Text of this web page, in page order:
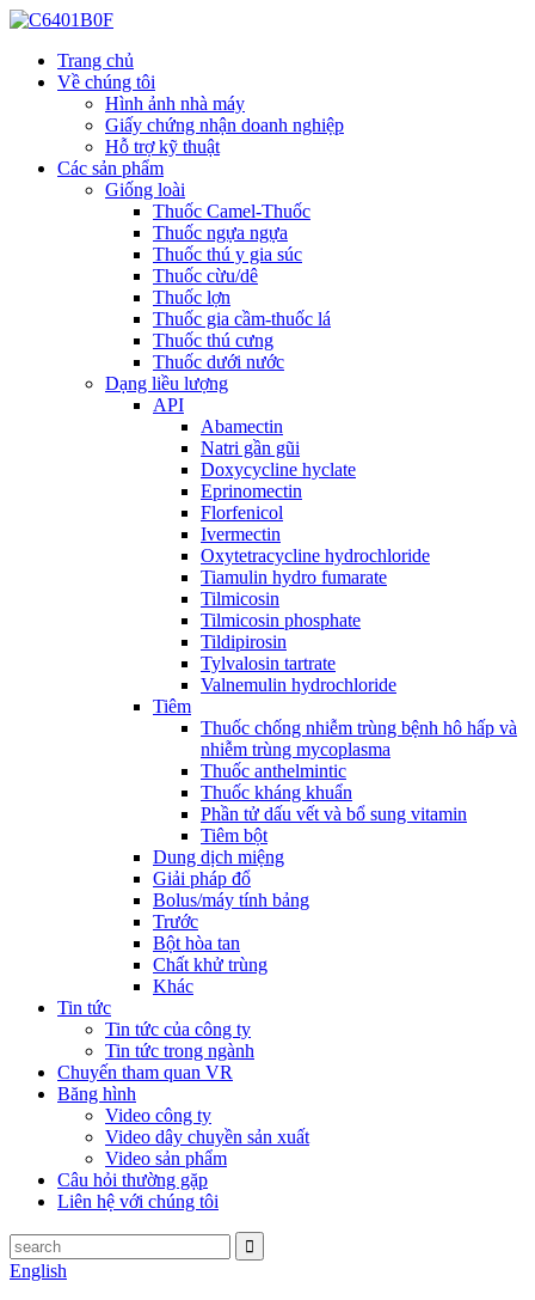
Trang chủ
Về chúng tôi
Hình ảnh nhà máy
Giấy chứng nhận doanh nghiệp
Hỗ trợ kỹ thuật
Các sản phẩm
Giống loài
Thuốc Camel-Thuốc
Thuốc ngựa ngựa
Thuốc thú y gia súc
Thuốc cừu/dê
Thuốc lợn
Thuốc gia cầm-thuốc lá
Thuốc thú cưng
Thuốc dưới nước
Dạng liều lượng
API
Abamectin
Natri gần gũi
Doxycycline hyclate
Eprinomectin
Florfenicol
Ivermectin
Oxytetracycline hydrochloride
Tiamulin hydro fumarate
Tilmicosin
Tilmicosin phosphate
Tildipirosin
Tylvalosin tartrate
Valnemulin hydrochloride
Tiêm
Thuốc chống nhiễm trùng bệnh hô hấp và
nhiễm trùng mycoplasma
Thuốc anthelmintic
Thuốc kháng khuẩn
Phần tử dấu vết và bổ sung vitamin
Tiêm bột
Dung dịch miệng
Giải pháp đổ
Bolus/máy tính bảng
Trước
Bột hòa tan
Chất khử trùng
Khác
Tin tức
Tin tức của công ty
Tin tức trong ngành
Chuyến tham quan VR
Băng hình
Video công ty
Video dây chuyền sản xuất
Video sản phẩm
Câu hỏi thường gặp
Liên hệ với chúng tôi
English